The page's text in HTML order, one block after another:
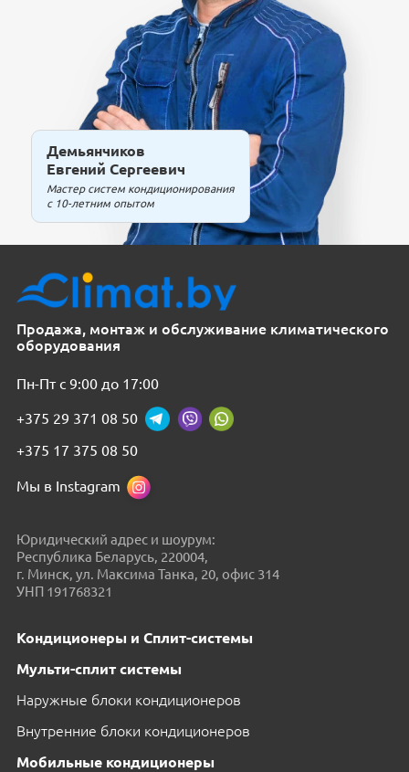
Демьянчиков
Евгений Сергеевич
Мастер систем кондиционирования
с 10-летним опытом
Продажа, монтаж и обслуживание климатического
оборудования
Пн-Пт с 9:00 до 17:00
+375 29 371 08 50
+375 17 375 08 50
Мы в Instagram
Юридический адрес и шоурум:
Республика Беларусь, 220004,
г. Минск, ул. Максима Танка, 20, офис 314
УНП 191768321
Кондиционеры и Сплит-системы
Мульти-сплит системы
Наружные блоки кондиционеров
Внутренние блоки кондиционеров
Мобильные кондиционеры